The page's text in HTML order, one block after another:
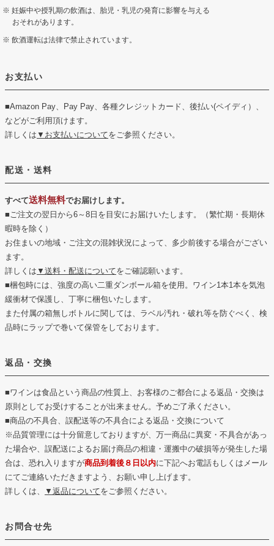
妊娠中や授乳期の飲酒は、胎児・乳児の発育に影響を与える
おそれがあります。
飲酒運転は法律で禁止されています。
お支払い
■Amazon Pay、Pay Pay、各種クレジットカード、後払い(ペイディ）、
などがご利用頂けます。
詳しくは ▼お支払いについてをご参照ください。
配送・送料
すべて送料無料でお届けします。
■ご注文の翌日から6～8日を目安にお届けいたします。（繁忙期・長期休
暇時を除く）
お住まいの地域・ご注文の混雑状況によって、多少前後する場合がござい
ます。
詳しくは ▼送料・配送についてをご確認願います。
■梱包時には、強度の高い二重ダンボール箱を使用。ワイン1本1本を気泡
緩衝材で保護し、丁寧に梱包いたします。
また付属の箱無しボトルに関しては、ラベル汚れ・破れ等を防ぐべく、検
品時にラップで巻いて保管をしております。
返品・交換
■ワインは食品という商品の性質上、お客様のご都合による返品・交換は
原則としてお受けすることが出来ません。予めご了承ください。
■商品の不具合、誤配送等の不具合による返品・交換について
※品質管理には十分留意しておりますが、万一商品に異変・不具合があっ
た場合や、誤配送によるお届け商品の相違・運搬中の破損等が発生した場
合は、恐れ入りますが商品到着後８日以内に下記へお電話もしくはメール
にてご連絡いただきますよう、お願い申し上げます。
詳しくは、
▼返品についてをご参照ください。
お問合せ先